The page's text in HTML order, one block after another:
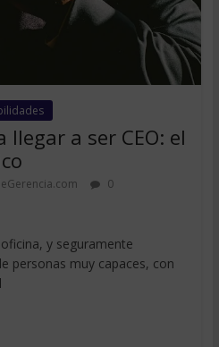
llegar a ser CEO: el
0
y seguramente
personas muy capaces, con